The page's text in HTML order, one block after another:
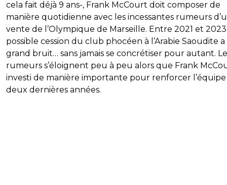
cela fait déjà 9 ans-, Frank McCourt doit composer de
manière quotidienne avec les incessantes rumeurs
vente de l’Olympique de Marseille. Entre 2021 et
possible cession du club phocéen à l’Arabie Saoudite
grand bruit… sans jamais se concrétiser pour autant.
rumeurs s’éloignent peu à peu alors que Frank
investi de manière importante pour renforcer l’équipe
deux dernières années.